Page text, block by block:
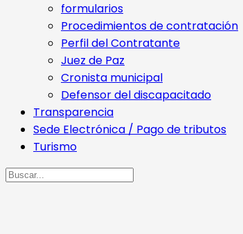
formularios
Procedimientos de contratación
Perfil del Contratante
Juez de Paz
Cronista municipal
Defensor del discapacitado
Transparencia
Sede Electrónica / Pago de tributos
Turismo
Buscar